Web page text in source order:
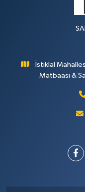
İstiklal
Matbaası &